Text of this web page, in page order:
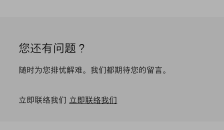
您还有问题？
随时为您排忧解难。我们都期待您的留言。
立即联络我们 立即联络我们